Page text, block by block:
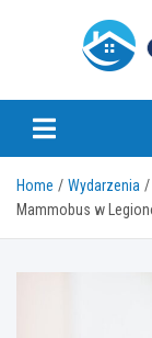
Home
Wydarzenia
Mammobus w